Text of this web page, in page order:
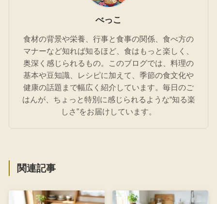
べっこ
食材の背景や栄養、行事と食事の関係、食べ方の
マナーなど知れば知るほど、食はもっと楽しく、
奥深く感じられるもの。このブログでは、料理の
基本や豆知識、レシピに加えて、季節の食文化や
健康の話題まで幅広く紹介しています。毎日のご
はんが、ちょっと特別に感じられるような“知る楽
しさ”をお届けしています。
関連記事